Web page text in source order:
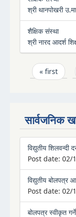
श्री थानपोखरी
शैक्षिक संस्था
श्री नारद आदर्श
Pages
« first
सार्वजनिक
विद्युतीय शिलवन्दी
Post date: 02/
विद्युतीय बोलपत्र
Post date: 02/
बोलपत्र स्वीकृत